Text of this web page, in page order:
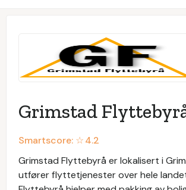
Grimstad
Smartscore: ☆4.2
Grimstad Flyttebyrå er lokalisert i
utfører flyttetjenester over hele